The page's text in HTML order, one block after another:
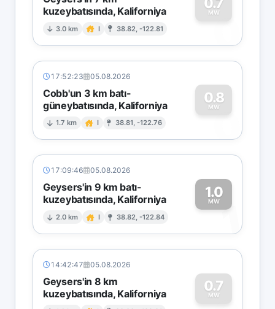
kuzeybatısında, Kaliforniya
3.0 km I 38.82, -122.81
MW
0
17:52:23 05.08.2026
Cobb'un 3 km batı-
güneybatısında, Kaliforniya
1.7 km I 38.81, -122.76
0.8
MW
0
17:09:46 05.08.2026
Geysers'in 9 km batı-
kuzeybatısında, Kaliforniya
2.0 km I 38.82, -122.84
1.0
MW1
14:42:47 05.08.2026
Geysers'in 8 km
kuzeybatısında, Kaliforniya
0.7
MW